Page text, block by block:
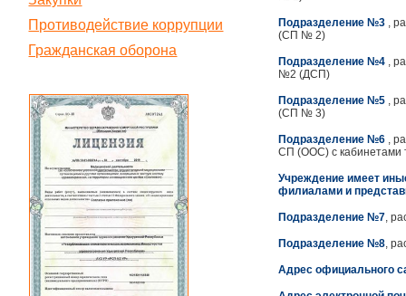
Противодействие коррупции
Гражданская оборона
Подразделение №3 ,
(СП № 2)
Подразделение №4 ,
№2 (ДСП)
Подразделение №5 ,
(СП № 3)
Подразделение №6 ,
СП (ООС) с кабинетами
Учреждение имеет
филиалами и
Подразделение №7,
Подразделение №8,
Адрес официального